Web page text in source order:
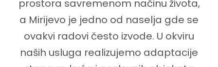
prostora savremenom načinu života,
a Mirijevo je jedno od naselja gde se
ovakvi radovi često izvode. U okviru
naših usluga realizujemo adaptacije